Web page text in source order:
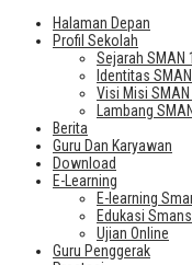
Halaman Depan
Profil Sekolah
Sejarah SMAN
Identitas
Visi Misi SMAN
Lambang
Berita
Guru Dan Karyawan
Download
E-Learning
E-learning
Edukasi
Ujian Online
Guru Penggerak